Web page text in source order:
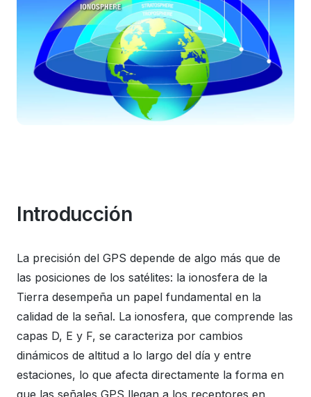
Introducción
La precisión del GPS depende de algo más que de
las posiciones de los satélites: la ionosfera de la
Tierra desempeña un papel fundamental en la
calidad de la señal. La ionosfera, que comprende las
capas D, E y F, se caracteriza por cambios
dinámicos de altitud a lo largo del día y entre
estaciones, lo que afecta directamente la forma en